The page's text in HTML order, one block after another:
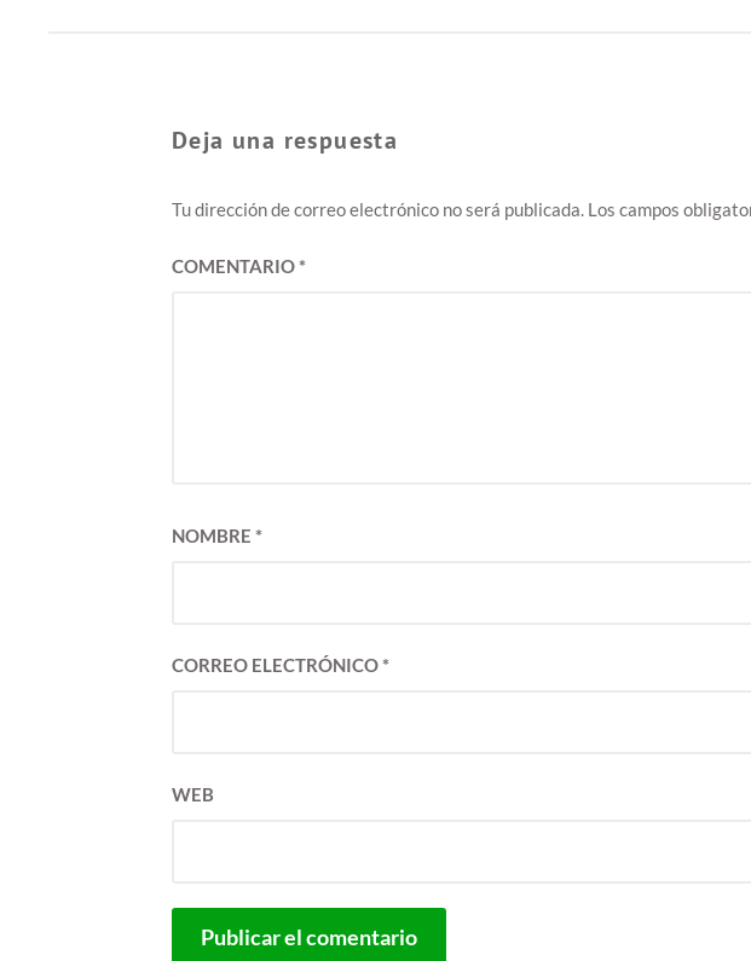
Deja una respuesta
Tu dirección de correo electrónico no será publicada. Los campos
COMENTARIO*
NOMBRE *
CORREO ELECTRÓNICO*
WEB